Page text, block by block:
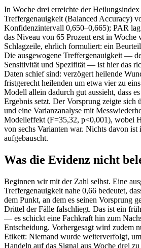
In Woche drei erreichte der Heilungsindex
Treffergenauigkeit (Balanced Accuracy)
Konfidenzintervall 0,650–0,665); PAR
das Niveau von 65 Prozent erst in Woche
Schlagzeile, ehrlich formuliert: ein
Die ausgewogene Treffergenauigkeit —
Sensitivität und Spezifität — ist hier das
Daten schief sind: verzögert heilende
fristgerecht heilenden um etwa vier zu
Modell allein dadurch gut aussieht, dass
Ergebnis setzt. Der Vorsprung zeigte sich
und eine Varianzanalyse mit
Modelleffekt (F=35,32, p<0,001), wobei
von sechs Varianten war. Nichts davon ist
aufgebauscht.
Was die Evidenz nicht
Beginnen wir mit der Zahl selbst. Eine
Treffergenauigkeit nahe 0,66 bedeutet,
dem Punkt, an dem es seinen Vorsprung
Drittel der Fälle falschliegt. Das ist ein
— es schickt eine Fachkraft hin zum
Entscheidung. Vorhergesagt wird zudem
Etikett: Niemand wurde weiterverfolgt,
Handeln auf das Signal aus Woche drei